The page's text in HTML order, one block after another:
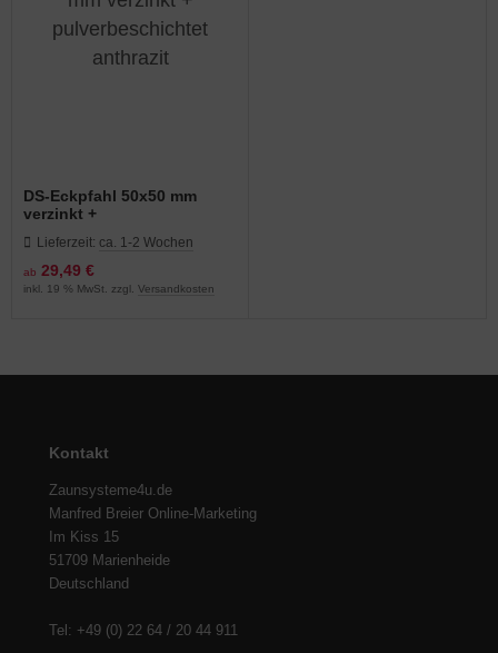
DS-Eckpfahl 50x50 mm
verzinkt +
Lieferzeit: ca. 1-2 Wochen
ab 29,49 €
inkl. 19 % MwSt. zzgl. Versandkosten
Kontakt
Zaunsysteme4u.de
Manfred Breier Online-Marketing
Im Kiss 15
51709 Marienheide
Deutschland
Tel: +49 (0) 22 64 / 20 44 911